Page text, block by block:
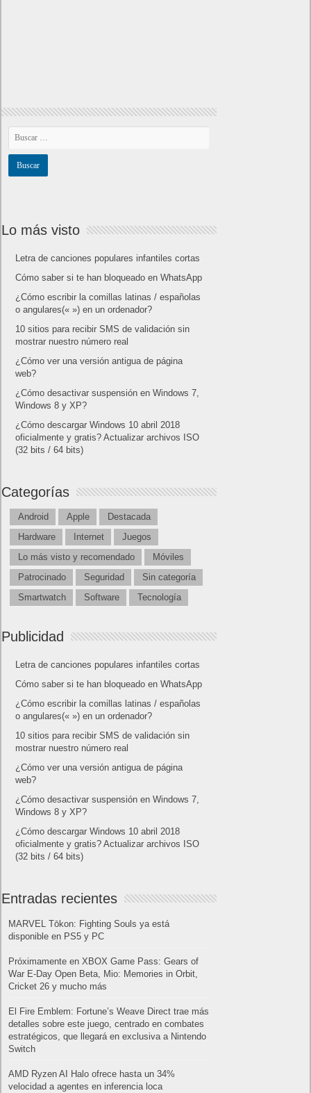
Lo más visto
Letra de canciones populares infantiles cortas
Cómo saber si te han bloqueado en WhatsApp
¿Cómo escribir la comillas latinas / españolas
o angulares(« ») en un ordenador?
10 sitios para recibir SMS de validación sin
mostrar nuestro número real
¿Cómo ver una versión antigua de página
web?
¿Cómo desactivar suspensión en Windows 7,
Windows 8 y XP?
¿Cómo descargar Windows 10 abril 2018
oficialmente y gratis? Actualizar archivos ISO
(32 bits / 64 bits)
Categorías
Android Apple
Destacada
Hardware
Internet
Juegos
Lo más visto y recomendado
Móviles
Patrocinado
Seguridad
Sin categoría
Smartwatch
Software Tecnología
Publicidad
Letra de canciones populares infantiles cortas
Cómo saber si te han bloqueado en WhatsApp
¿Cómo escribir la comillas latinas / españolas
o angulares(« ») en un ordenador?
10 sitios para recibir SMS de validación sin
mostrar nuestro número real
¿Cómo ver una versión antigua de página
web?
¿Cómo desactivar suspensión en Windows 7,
Windows 8 y XP?
¿Cómo descargar Windows 10 abril 2018
oficialmente y gratis? Actualizar archivos ISO
(32 bits / 64 bits)
Entradas recientes
MARVEL Tōkon: Fighting Souls ya está
disponible en PS5 y PC
Próximamente en XBOX Game Pass: Gears of
War E-Day Open Beta, Mio: Memories in Orbit,
Cricket 26 y mucho más
El Fire Emblem: Fortune’s Weave Direct trae más
detalles sobre este juego, centrado en combates
estratégicos, que llegará en exclusiva a Nintendo
Switch
AMD Ryzen AI Halo ofrece hasta un 34%
velocidad a agentes en inferencia loca